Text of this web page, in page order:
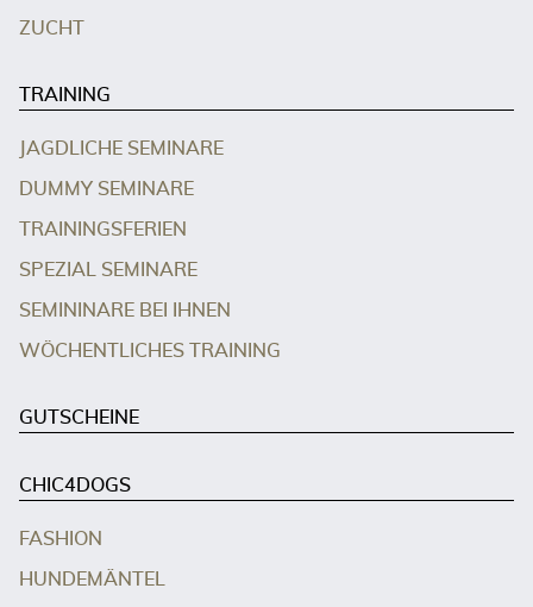
ZUCHT
TRAINING
JAGDLICHE SEMINARE
DUMMY SEMINARE
TRAININGSFERIEN
SPEZIAL SEMINARE
SEMININARE BEI IHNEN
WÖCHENTLICHES TRAINING
GUTSCHEINE
CHIC4DOGS
FASHION
HUNDEMÄNTEL